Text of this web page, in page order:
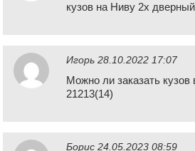
кузов на Ниву 2х
Игорь 28.10.2022 17:07
Можно ли заказать
21213(14)
Борис 24.05.2023 08:59